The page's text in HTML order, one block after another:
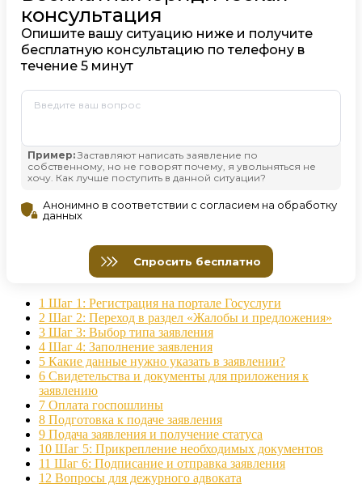
1 Шаг 1: Регистрация на портале Госуслуги
2 Шаг 2: Переход в раздел «Жалобы и предложения»
3 Шаг 3: Выбор типа заявления
4 Шаг 4: Заполнение заявления
5 Какие данные нужно указать в заявлении?
6 Свидетельства и документы для приложения к
заявлению
7 Оплата госпошлины
8 Подготовка к подаче заявления
9 Подача заявления и получение статуса
10 Шаг 5: Прикрепление необходимых документов
11 Шаг 6: Подписание и отправка заявления
12 Вопросы для дежурного адвоката